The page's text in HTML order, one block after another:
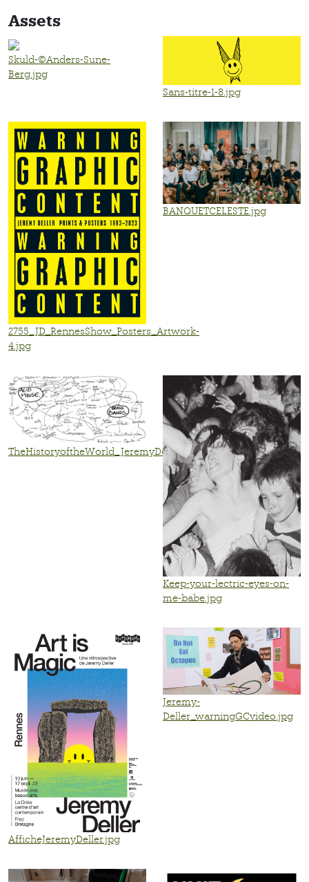
Assets
Skuld-©Anders-Sune-
Berg.jpg
Sans-titre-1-8.jpg
2755_JD_RennesShow_Posters_Artwork-
4.jpg
BANQUETCELESTE.jpg
TheHistoryoftheWorld_JeremyDeller.jpg
Keep-your-lectric-eyes-on-
me-babe.jpg
AfficheJeremyDeller.jpg
Jeremy-
Deller_warningGCvideo.jpg